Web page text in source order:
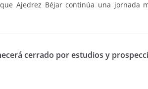
Ajedrez Béjar continúa una jornada
cerrado por estudios y